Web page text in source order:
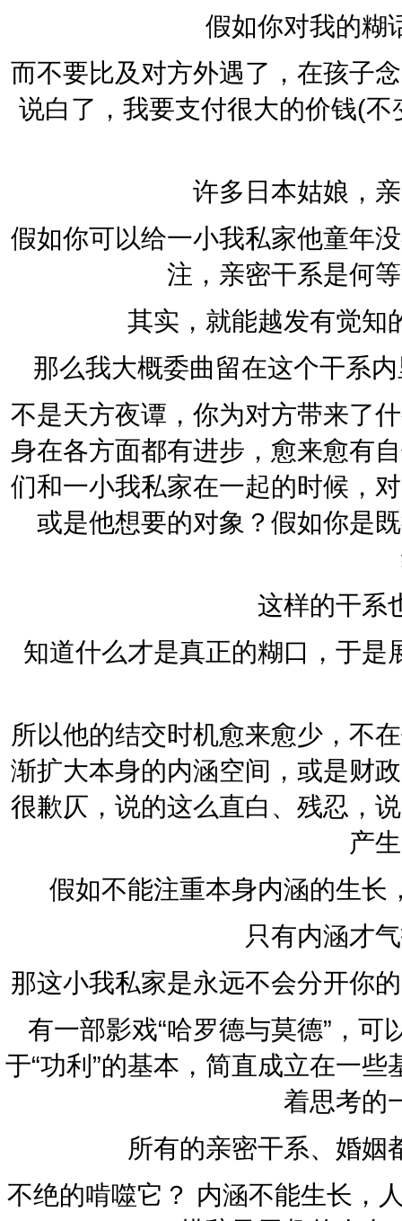
假如你对我的糊
而不要比及对方外遇了，在孩子
说白了，我要支付很大的价钱(
许多日本姑娘，
假如你可以给一小我私家他童年
注，亲密干系是何
其实，就能越发有觉知
那么我大概委曲留在这个干系
不是天方夜谭，你为对方带来了
身在各方面都有进步，愈来愈有
们和一小我私家在一起的时候，
或是他想要的对象？假如你是
这样的干系
知道什么才是真正的糊口，于
所以他的结交时机愈来愈少，不
渐扩大本身的内涵空间，或是财
很歉仄，说的这么直白、残忍，
产
假如不能注重本身内涵的生长
只有内涵才
那这小我私家是永远不会分开你
有一部影戏“哈罗德与莫德”，
于“功利”的基本，简直成立在一
着思考的
所有的亲密干系、婚姻
不绝的啃噬它？ 内涵不能生长，